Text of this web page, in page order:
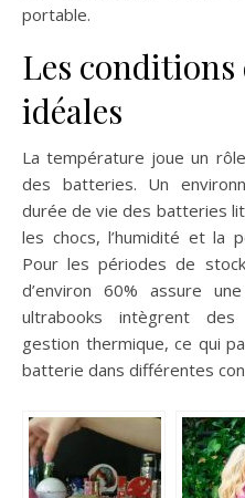
portable.
Les conditions
idéales
La température joue un
des batteries. Un
durée de vie des batteries
les chocs, l’humidité et la
Pour les périodes de
d’environ 60% assure
ultrabooks intègrent des
gestion thermique, ce qui
batterie dans différentes